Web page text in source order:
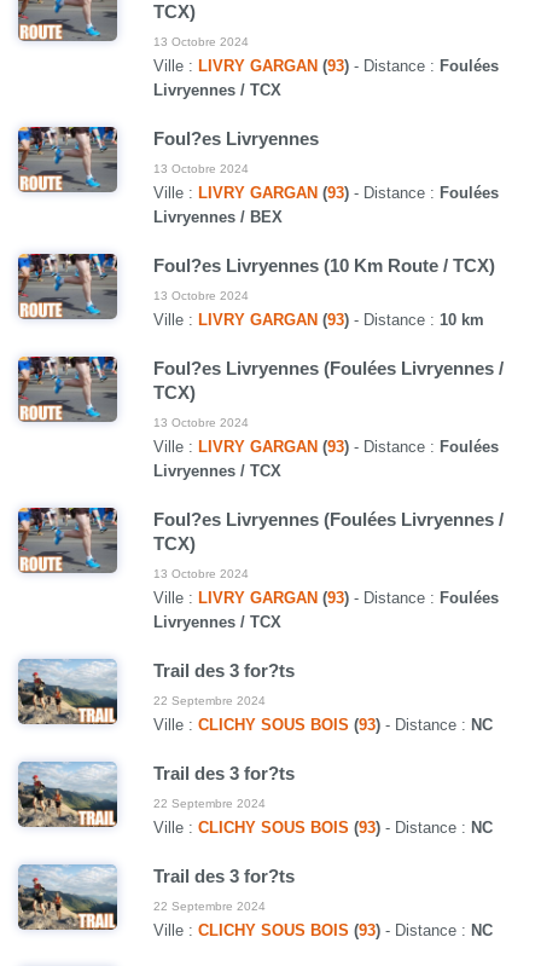
TCX)
13 Octobre 2024
Ville : LIVRY GARGAN (93) - Distance : Foulées
Livryennes / TCX
Foul?es Livryennes
13 Octobre 2024
Ville : LIVRY GARGAN (93) - Distance : Foulées
Livryennes / BEX
Foul?es Livryennes (10 Km Route / TCX)
13 Octobre 2024
Ville : LIVRY GARGAN (93) - Distance : 10 km
Foul?es Livryennes (Foulées Livryennes /
TCX)
13 Octobre 2024
Ville : LIVRY GARGAN (93) - Distance : Foulées
Livryennes / TCX
Foul?es Livryennes (Foulées Livryennes /
TCX)
13 Octobre 2024
Ville : LIVRY GARGAN (93) - Distance : Foulées
Livryennes / TCX
Trail des 3 for?ts
22 Septembre 2024
Ville : CLICHY SOUS BOIS (93) - Distance : NC
Trail des 3 for?ts
22 Septembre 2024
Ville : CLICHY SOUS BOIS (93) - Distance : NC
Trail des 3 for?ts
22 Septembre 2024
Ville : CLICHY SOUS BOIS (93) - Distance : NC